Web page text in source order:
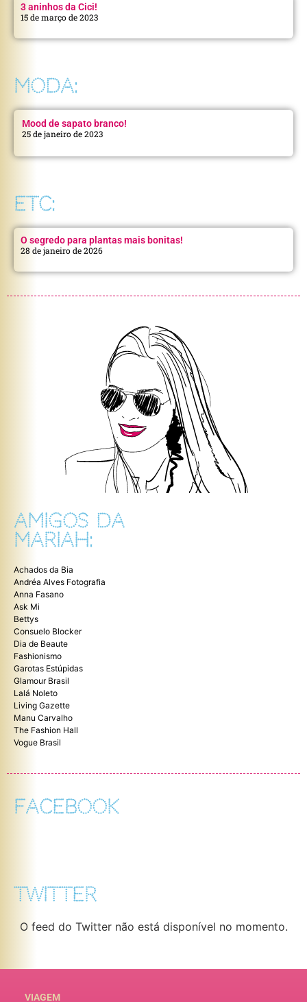
3 aninhos da Cici!
15 de março de 2023
MODA:
Mood de sapato branco!
25 de janeiro de 2023
ETC:
O segredo para plantas mais bonitas!
28 de janeiro de 2026
AMIGOS DA
MARIAH:
Achados da Bia
Andréa Alves Fotografia
Anna Fasano
Ask Mi
Bettys
Consuelo Blocker
Dia de Beaute
Fashionismo
Garotas Estúpidas
Glamour Brasil
Lalá Noleto
Living Gazette
Manu Carvalho
The Fashion Hall
Vogue Brasil
FACEBOOK
TWITTER
O feed do Twitter não está disponível no momento.
VIAGEM